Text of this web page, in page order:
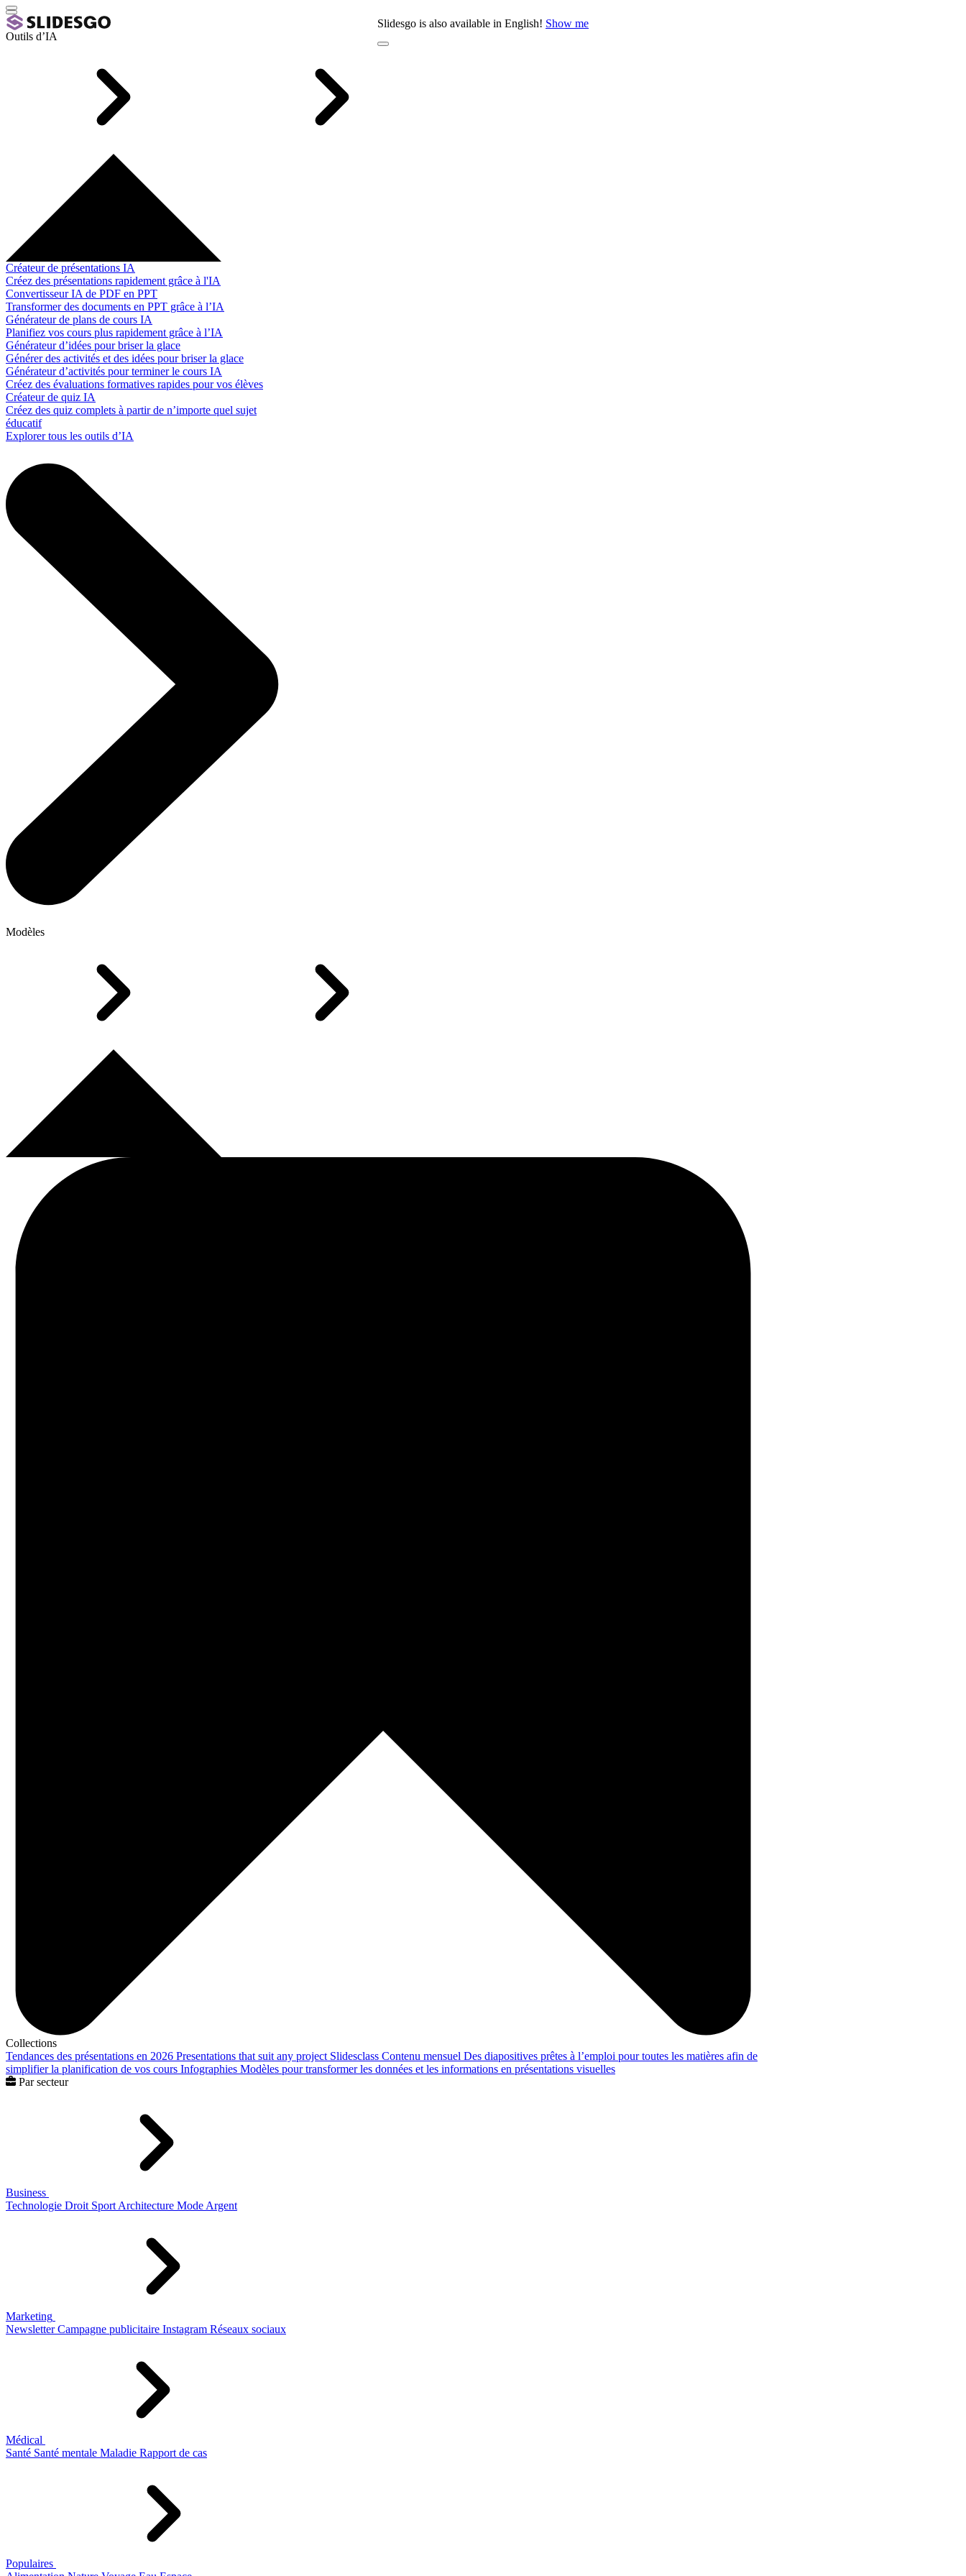
Slidesgo is also available in English! Show me
Outils d’IA
Créateur de présentations IA
Créez des présentations rapidement grâce à l'IA
Convertisseur IA de PDF en PPT
Transformer des documents en PPT grâce à l’IA
Générateur de plans de cours IA
Planifiez vos cours plus rapidement grâce à l’IA
Générateur d’idées pour briser la glace
Générer des activités et des idées pour briser la glace
Générateur d’activités pour terminer le cours IA
Créez des évaluations formatives rapides pour vos élèves
Créateur de quiz IA
Créez des quiz complets à partir de n’importe quel sujet
éducatif
Explorer tous les outils d’IA
Modèles
Collections
Tendances des présentations en 2026 Presentations that suit any project Slidesclass Contenu mensuel Des diapositives prêtes à l’emploi pour toutes les matières afin de
simplifier la planification de vos cours Infographies Modèles pour transformer les données et les informations en présentations visuelles
Par secteur
Business
Technologie Droit Sport Architecture Mode Argent
Marketing
Newsletter Campagne publicitaire Instagram Réseaux sociaux
Médical
Santé Santé mentale Maladie Rapport de cas
Populaires